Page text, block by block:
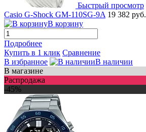
Быстрый просмотр
Casio G-Shock GM-110SG-9A 19 382 руб.
В корзину
Подробнее
Купить в 1 клик Сравнение
В избранное
В наличии
В магазине
Распродажа
-45%